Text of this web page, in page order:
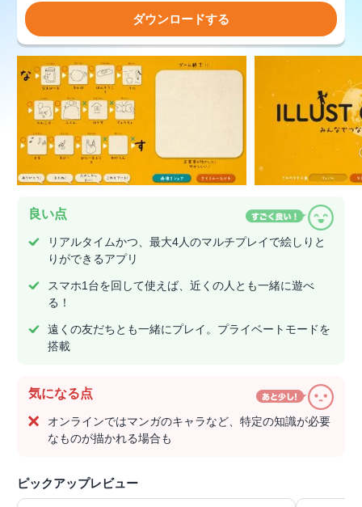
ダウンロードする
良い点
リアルタイムかつ、最大4人のマルチプレイで絵しりと
りができるアプリ
スマホ1台を回して使えば、近くの人とも一緒に遊べ
る！
遠くの友だちとも一緒にプレイ。プライベートモードを
搭載
気になる点
オンラインではマンガのキャラなど、特定の知識が必要
なものが描かれる場合も
ピックアップレビュー